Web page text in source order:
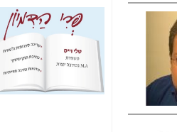
אחת הרגליים של "תיק
4000 התפור"
התמוטטה היום
בניצחון (כפול) של בזק
כאן
איך כתבות מפנקות